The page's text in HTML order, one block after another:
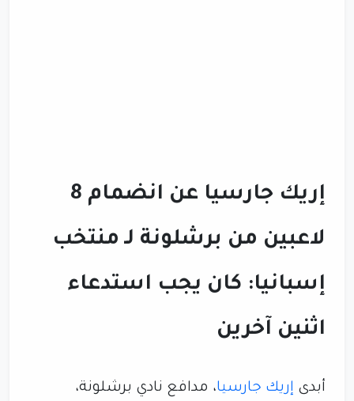
إريك جارسيا عن انضمام 8
لاعبين من برشلونة لـ منتخب
إسبانيا: كان يجب استدعاء
اثنين آخرين
أبدى إريك جارسيا، مدافع نادي برشلونة،